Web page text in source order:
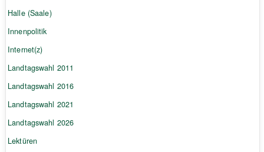
Halle (Saale)
Innenpolitik
Internet(z)
Landtagswahl 2011
Landtagswahl 2016
Landtagswahl 2021
Landtagswahl 2026
Lektüren